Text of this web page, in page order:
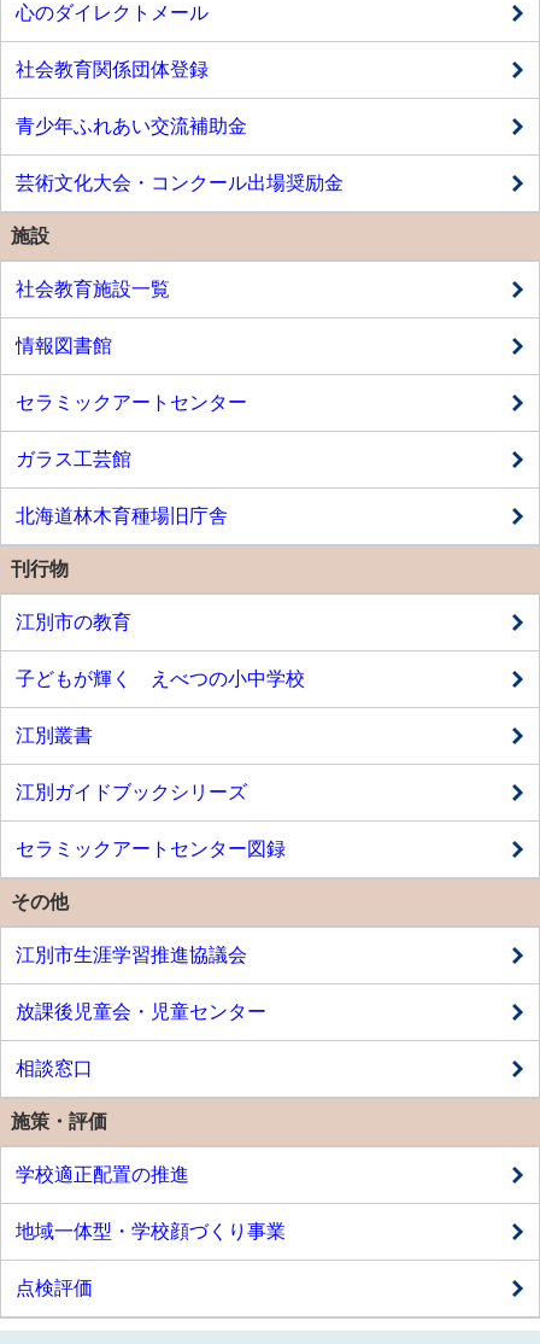
心のダイレクトメール
社会教育関係団体登録
青少年ふれあい交流補助金
芸術文化大会・コンクール出場奨励金
施設
社会教育施設一覧
情報図書館
セラミックアートセンター
ガラス工芸館
北海道林木育種場旧庁舎
刊行物
江別市の教育
子どもが輝く えべつの小中学校
江別叢書
江別ガイドブックシリーズ
セラミックアートセンター図録
その他
江別市生涯学習推進協議会
放課後児童会・児童センター
相談窓口
施策・評価
学校適正配置の推進
地域一体型・学校顔づくり事業
点検評価